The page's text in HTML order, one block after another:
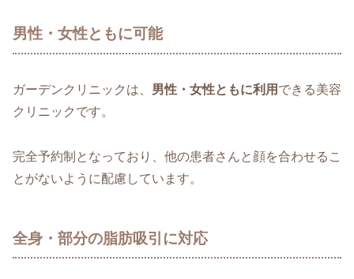
男性・女性ともに可能
ガーデンクリニックは、 男性・女性ともに利用 できる美容
クリニックです。
完全予約制となっており、他の患者さんと顔を合わせるこ
とがないように配慮しています。
全身・部分の脂肪吸引に対応